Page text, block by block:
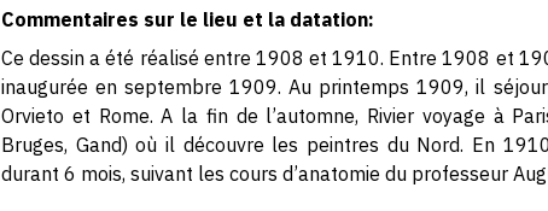
Commentaires sur le lieu et la datation:
Ce dessin a été réalisé entre 1908 et 1910. Entre 1908 et
inaugurée en septembre 1909. Au printemps 1909, il
Orvieto et Rome. A la fin de l’automne, Rivier voyage à
Bruges, Gand) où il découvre les peintres du Nord. En
durant 6 mois, suivant les cours d’anatomie du professeur